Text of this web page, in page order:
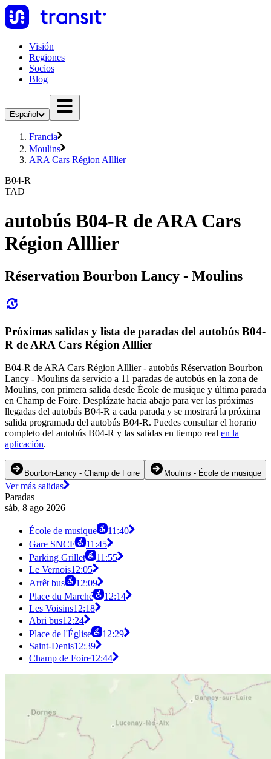
Visión
Regiones
Socios
Blog
Español
Francia
Moulins
ARA Cars Région Alllier
B04-R
TAD
autobús B04-R de ARA Cars
Région Alllier
Réservation Bourbon Lancy - Moulins
Próximas salidas y lista de paradas del autobús B04-
R de ARA Cars Région Alllier
B04-R de ARA Cars Région Alllier - autobús Réservation Bourbon
Lancy - Moulins da servicio a 11 paradas de autobús en la zona de
Moulins, con primera salida desde École de musique y última parada
en Champ de Foire. Desplázate hacia abajo para ver las próximas
llegadas del autobús B04-R a cada parada y se mostrará la próxima
salida programada del autobús B04-R. Puedes consultar el horario
completo del autobús B04-R y las salidas en tiempo real en la
aplicación.
Bourbon-Lancy - Champ de Foire Moulins - École de musique
Ver más salidas
Paradas
sáb, 8 ago 2026
École de musique
11:40
Gare SNCF
11:45
Parking Grillet
11:55
Le Vernois12:05
Arrêt bus
12:09
Place du Marché
12:14
Les Voisins12:18
Abri bus12:24
Place de l'Église
12:29
Saint-Denis12:39
Champ de Foire12:44